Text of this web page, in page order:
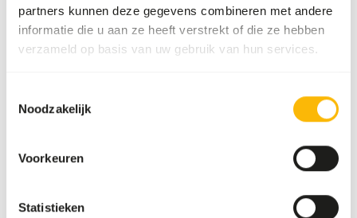
partners kunnen deze gegevens combineren met andere
informatie die u aan ze heeft verstrekt of die ze hebben
verzameld op basis van uw gebruik van hun services.
Noodzakelijk
Voorkeuren
Statistieken
Alfamix Guinea Pig is a complete, richly varied mixture
suitable for all guinea pigs. • Premium varied mixture for
exhibition animals. • With rose hips, parsley, vegetables
and fruit. • For a shiny coat, high resistance and vitality.